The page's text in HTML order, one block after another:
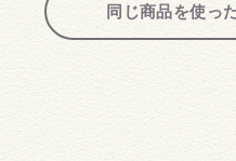
同じ商品を使っ